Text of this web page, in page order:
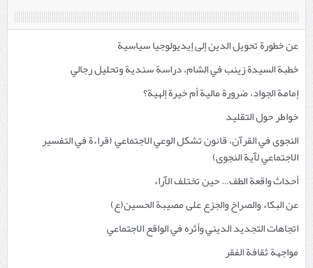
عن خطورة تحويل الدين إلى إيديولوجيا سياسية
خطبة السيدة زينب في الشام، دراسة سندية وتحليل رجالي
إمامة الجواد، ضرورة مالية أم خيرة إلهية؟
خواطر حول التقليد
النجوى في القرآن، قانون تشكل الوعي الاجتماعي (قراءة في التفسير
الاجتماعي لآية النجوى)
أحداث واقعة الطف… حين تختلف الآراء
عن البكاء والصراخ والجزع على مصيبة الحسين(ع)
اتجاهات التجديد الديني وأثره في الواقع الاجتماعي
مواجهة ثقافة الفقر